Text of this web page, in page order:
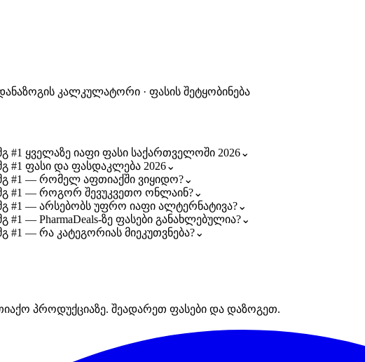
კალკულატორი · ფასის შეტყობინება
#1 ყველაზე იაფი ფასი საქართველოში 2026⌄
#1 ფასი და ფასდაკლება 2026⌄
#1 — რომელ აფთიაქში ვიყიდო?⌄
#1 — როგორ შევუკვეთო ონლაინ?⌄
#1 — არსებობს უფრო იაფი ალტერნატივა?⌄
— PharmaDeals-ზე ფასები განახლებულია?⌄
#1 — რა კატეგორიას მიეკუთვნება?⌄
პროდუქციაზე. შეადარეთ ფასები და დაზოგეთ.